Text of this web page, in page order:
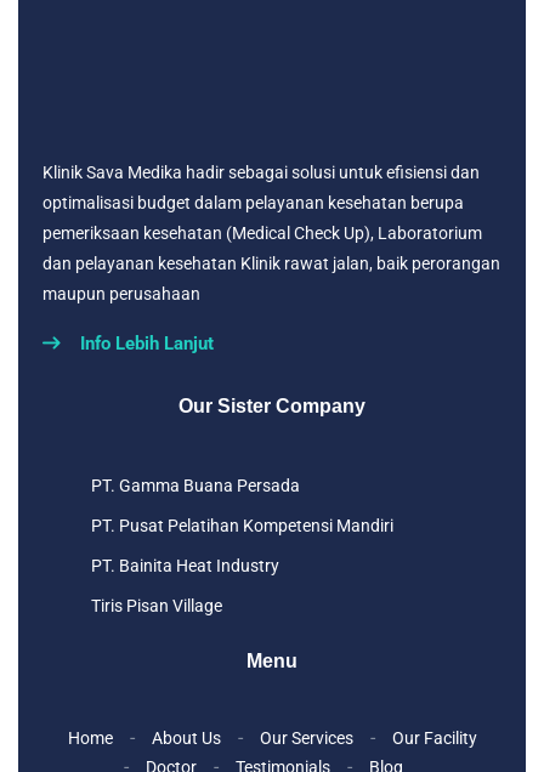
Klinik Sava Medika hadir sebagai solusi untuk efisiensi dan
optimalisasi budget dalam pelayanan kesehatan berupa
pemeriksaan kesehatan (Medical Check Up), Laboratorium
dan pelayanan kesehatan Klinik rawat jalan, baik perorangan
maupun perusahaan
Info Lebih Lanjut
Our Sister Company
PT. Gamma Buana Persada
PT. Pusat Pelatihan Kompetensi Mandiri
PT. Bainita Heat Industry
Tiris Pisan Village
Menu
Home About Us Our Services
Our Facility
Doctor
Testimonials Blog